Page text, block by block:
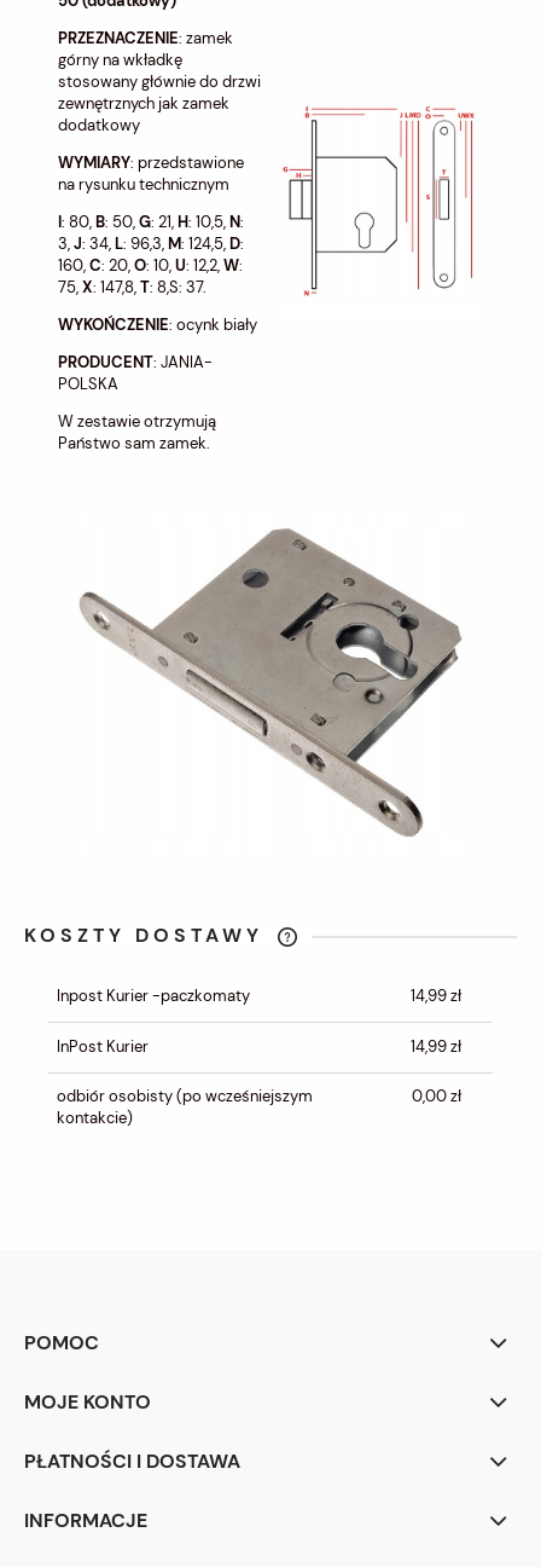
PRZEZNACZENIE: zamek
górny na wkładkę
stosowany głównie do drzwi
zewnętrznych jak zamek
dodatkowy
WYMIARY: przedstawione
na rysunku technicznym
I: 80,B: 50,G: 21,H: 10,5,N:
3,J: 34,L: 96,3,M: 124,5,D:
160,C: 20,O: 10,U: 12,2,W:
75,X: 147,8,T: 8,S: 37.
WYKOŃCZENIE: ocynk biały
PRODUCENT: JANIA-
POLSKA
W zestawie otrzymują
Państwo sam zamek.
KOSZTY DOSTAWY
KOSZTÓW PŁATNOŚCI
Inpost Kurier -paczkomaty 14,99 zł
InPost Kurier 14,99 zł
odbiór osobisty(po wcześniejszym
kontakcie)
0,00 zł
POMOC
MOJE KONTO
PŁATNOŚCI I DOSTAWA
INFORMACJE